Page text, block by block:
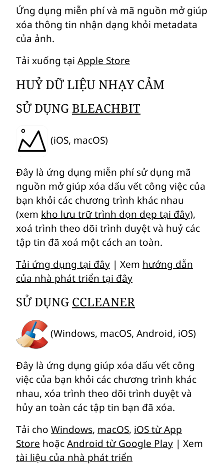
Ứng dụng miễn phí và mã nguồn mở giúp
xóa thông tin nhận dạng khỏi metadata
của ảnh.
Tải xuống tại Apple Store
HUỶ DỮ LIỆU NHẠY CẢM
SỬ DỤNGBLEACHBIT
(iOS, macOS)
Đây là ứng dụng miễn phí sử dụng mã
nguồn mở giúp xóa dấu vết công việc của
bạn khỏi các chương trình khác nhau
(xem kho lưu trữ trình dọn dẹp tại đây),
xoá trình theo dõi trình duyệt và huỷ các
tập tin đã xoá một cách an toàn.
Tải ứng dụng tại đây | Xem hướng dẫn
của nhà phát triển tại đây
SỬ DỤNG CCLEANER
(Windows, macOS, Android, iOS)
Đây là ứng dụng giúp xóa dấu vết công
việc của bạn khỏi các chương trình khác
nhau, xóa trình theo dõi trình duyệt và
hủy an toàn các tập tin bạn đã xóa.
Tải cho Windows, macOS, iOS từ App
Store hoặcAndroid từ Google Play | Xem
tài liệu của nhà phát triển